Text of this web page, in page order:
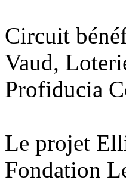
Circuit
Vaud,
Profiducia
Le projet
Fondation